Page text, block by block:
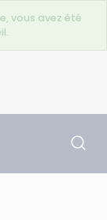
vous avez été